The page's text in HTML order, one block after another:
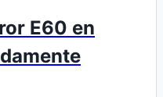
E60 en